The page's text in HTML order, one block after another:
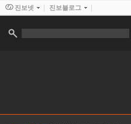
진보넷 진보블로그